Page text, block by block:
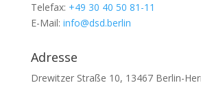
Telefax: +49 30 40 50 81-11
E-Mail: info@dsd.berlin
Adresse
Drewitzer Straße 10, 13467 Berlin-